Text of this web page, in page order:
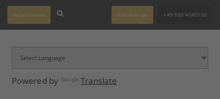
Powered by Translate
Rezensionen Ihre Anfrage +49 800 4040100